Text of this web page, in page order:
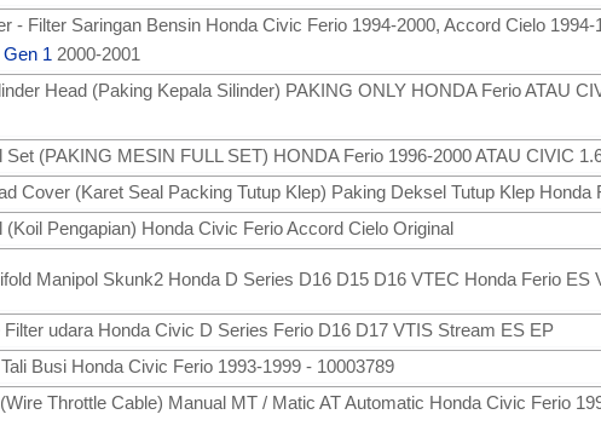
- Filter Saringan Bensin Honda Civic Ferio 1994-2000, Accord Cielo
1 2000-2001
Head (Paking Kepala Silinder) PAKING ONLY HONDA Ferio ATAU
Set (PAKING MESIN FULL SET) HONDA Ferio 1996-2000 ATAU CIVIC
Cover (Karet Seal Packing Tutup Klep) Paking Deksel Tutup Klep Honda
(Koil Pengapian) Honda Civic Ferio Accord Cielo Original
Manipol Skunk2 Honda D Series D16 D15 D16 VTEC Honda Ferio ES
Filter udara Honda Civic D Series Ferio D16 D17 VTIS Stream ES EP
Busi Honda Civic Ferio 1993-1999 - 10003789
Throttle Cable) Manual MT / Matic AT Automatic Honda Civic Ferio